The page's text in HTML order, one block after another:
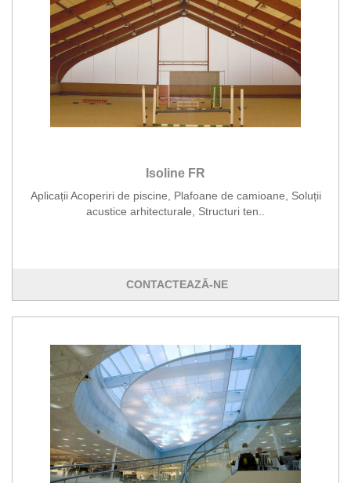
Isoline FR
Aplicații Acoperiri de piscine, Plafoane de camioane, Soluții
acustice arhitecturale, Structuri ten..
CONTACTEAZĂ-NE